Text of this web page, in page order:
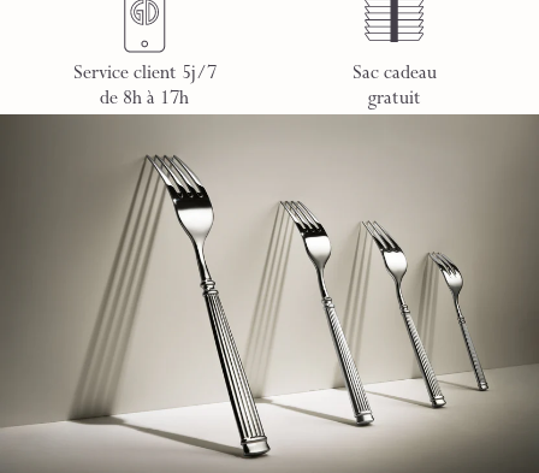
Service client 5j/7
de 8h à 17h
Sac cadeau
gratuit